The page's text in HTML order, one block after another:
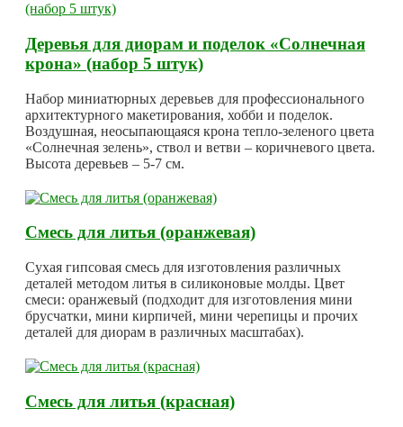
Деревья для диорам и поделок «Солнечная
крона» (набор 5 штук)
Набор миниатюрных деревьев для профессионального
архитектурного макетирования, хобби и поделок.
Воздушная, неосыпающаяся крона тепло-зеленого цвета
«Солнечная зелень», ствол и ветви – коричневого цвета.
Высота деревьев – 5-7 см.
Смесь для литья (оранжевая)
Сухая гипсовая смесь для изготовления различных
деталей методом литья в силиконовые молды. Цвет
смеси: оранжевый (подходит для изготовления мини
брусчатки, мини кирпичей, мини черепицы и прочих
деталей для диорам в различных масштабах).
Смесь для литья (красная)